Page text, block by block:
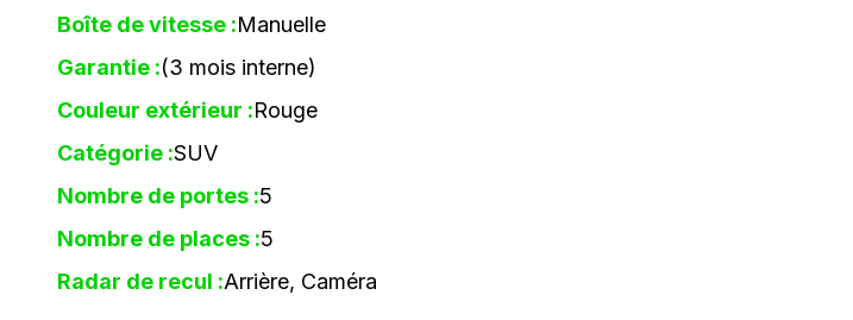
Boîte de vitesse :Manuelle
Garantie :(3 mois interne)
Couleur extérieur :Rouge
Catégorie :SUV
Nombre de portes :5
Nombre de places :5
Radar de recul :Arrière, Caméra